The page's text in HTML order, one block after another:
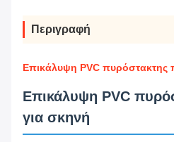
Περιγραφή
Επικάλυψη PVC πυρόστακτης
Επικάλυψη PVC
για σκηνή